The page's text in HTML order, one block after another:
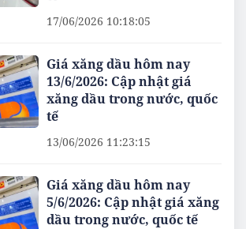
17/06/2026 10:18:05
Giá xăng dầu hôm nay
13/6/2026: Cập nhật giá
xăng dầu trong nước, quốc
tế
13/06/2026 11:23:15
Giá xăng dầu hôm nay
5/6/2026: Cập nhật giá xăng
dầu trong nước, quốc tế